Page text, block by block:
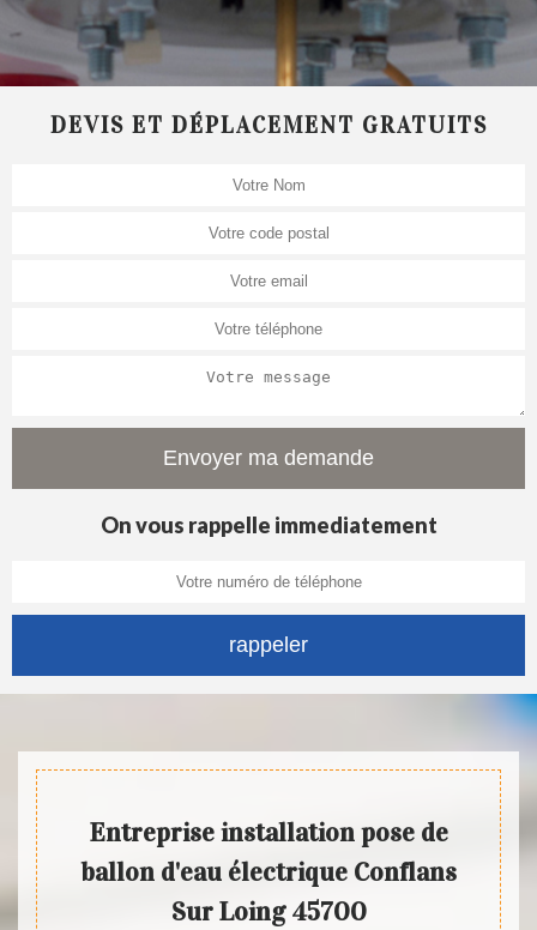
DEVIS ET DÉPLACEMENT GRATUITS
On vous rappelle immediatement
Entreprise installation pose de
ballon d'eau électrique Conflans
Sur Loing 45700